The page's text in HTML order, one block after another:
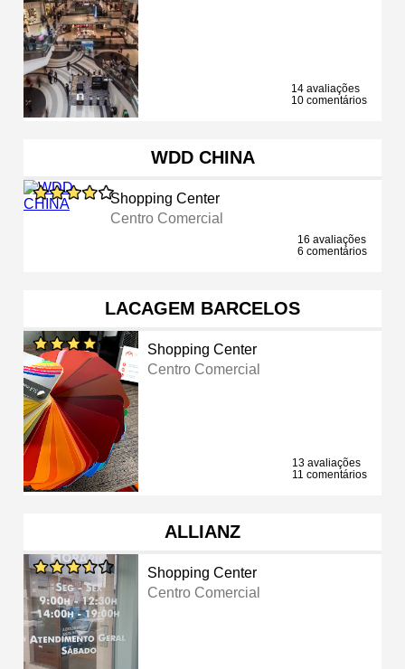
14 avaliações
10 comentários
WDD CHINA
Shopping Center
Centro Comercial
16 avaliações
6 comentários
LACAGEM BARCELOS
Shopping Center
Centro Comercial
13 avaliações
11 comentários
ALLIANZ
Shopping Center
Centro Comercial